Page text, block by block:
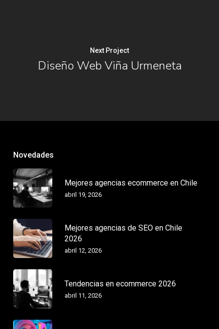
Next Project
Diseño Web Viña Urmeneta
Novedades
Mejores agencias ecommerce en Chile
abril 19, 2026
Mejores agencias de SEO en Chile
2026
abril 12, 2026
Tendencias en ecommerce 2026
abril 11, 2026